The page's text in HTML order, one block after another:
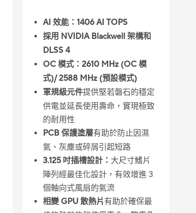
AI 效能：1406 AI TOPS
採用 NVIDIA Blackwell 架構和
DLSS 4
OC 模式：2610 MHz (OC 模
式)/ 2588 MHz (預設模式)
軍規級元件提供堅若磐石的穩定
供電並延長使用壽命，實現極致
的耐用性
PCB 保護塗層有助於防止因濕
氣、灰塵或碎屑引起短路
3.125 吋插槽設計： 大尺寸鰭片
陣列經最佳化設計，有效增進 3
個軸向式風扇的氣流
相變 GPU 散熱片 有助於確保最